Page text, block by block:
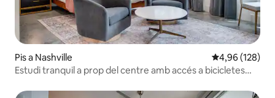
Pis a Nashville 4,96 de
4,96 (128)
Estudi tranquil a prop del centre amb accés a bicicletes